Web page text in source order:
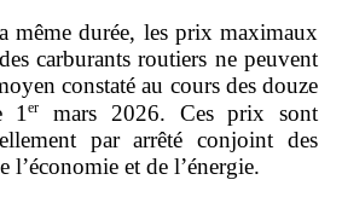
même durée, les prix maximaux
carburants routiers ne peuvent
constaté au cours des douze
1er
mars 2026. Ces prix sont
par arrêté conjoint des
l’économie et de l’énergie.